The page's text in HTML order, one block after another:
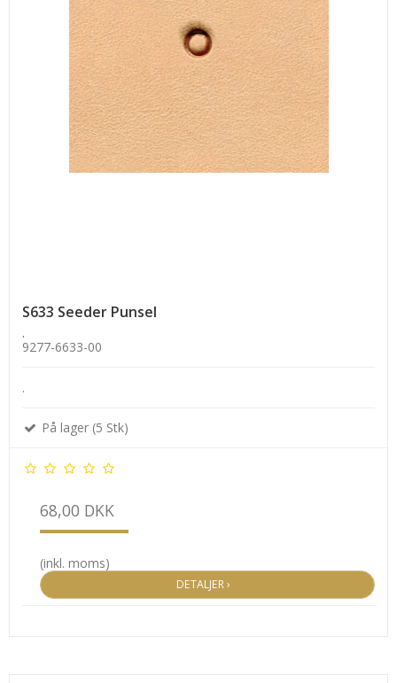
S633 Seeder Punsel
.
9277-6633-00
.
På lager (5 Stk)
68,00 DKK
(inkl. moms)
DETALJER ›